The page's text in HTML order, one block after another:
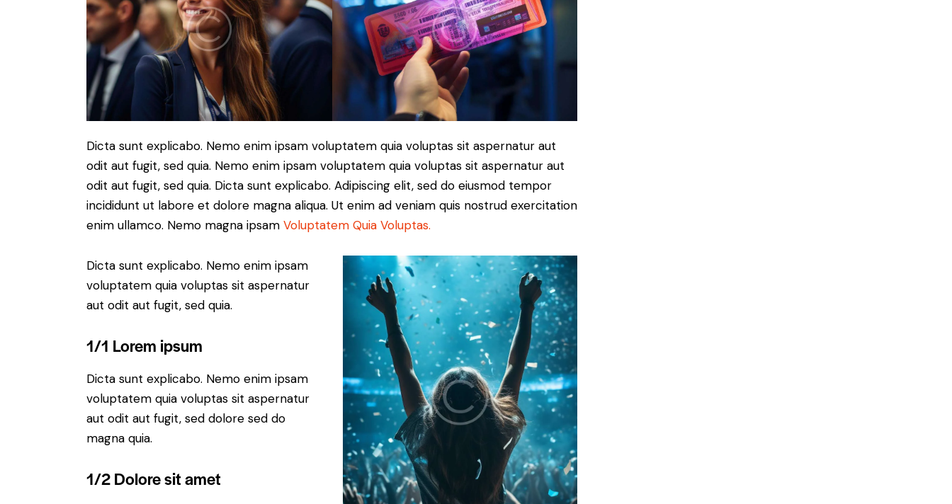
Dicta sunt explicabo. Nemo enim ipsam voluptatem quia voluptas sit aspernatur aut
odit aut fugit, sed quia. Nemo enim ipsam voluptatem quia voluptas sit aspernatur aut
odit aut fugit, sed quia. Dicta sunt explicabo. Adipiscing elit, sed do eiusmod tempor
incididunt ut labore et dolore magna aliqua. Ut enim ad veniam quis nostrud exercitation
enim ullamco. Nemo magna ipsam Voluptatem Quia Voluptas.
Dicta sunt explicabo. Nemo enim ipsam
voluptatem quia voluptas sit aspernatur
aut odit aut fugit, sed quia.
1/1 Lorem ipsum
Dicta sunt explicabo. Nemo enim ipsam
voluptatem quia voluptas sit aspernatur
aut odit aut fugit, sed dolore sed do
magna quia.
1/2 Dolore sit amet